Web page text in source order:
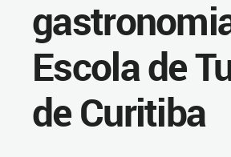
Escola de
de Curitiba